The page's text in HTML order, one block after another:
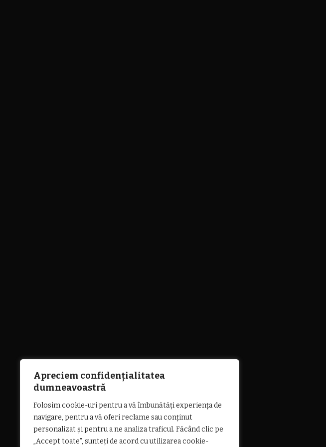
Apreciem confidențialitatea
dumneavoastră
Folosim cookie-uri pentru a vă îmbunătăți experiența de
navigare, pentru a vă oferi reclame sau conținut
personalizat și pentru a ne analiza traficul. Făcând clic pe
„Accept toate”, sunteți de acord cu utilizarea cookie-